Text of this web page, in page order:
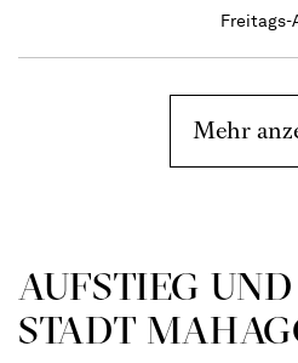
Freitags-
Mehr
AUFSTIEG
STADT